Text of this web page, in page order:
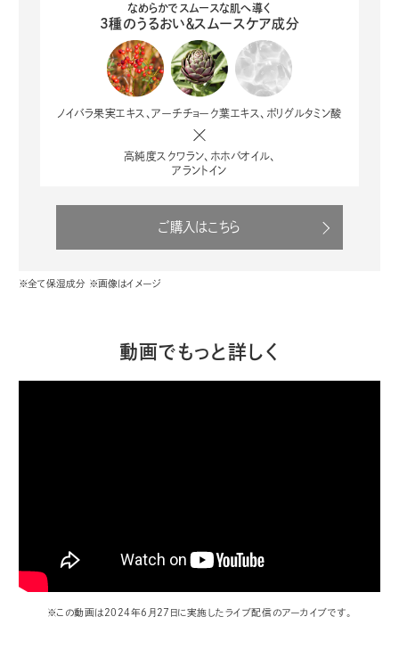
なめらかでスムースな肌へ導く
3種のうるおい＆スムースケア成分
ノイバラ果実エキス、アーチチョーク葉エキス、ポリグルタミン酸
高純度スクワラン、ホホバオイル、
アラントイン
ご購入はこちら
※全て保湿成分 ※画像はイメージ
動画でもっと詳しく
※この動画は2024年6月27日に実施したライブ配信のアーカイブです。